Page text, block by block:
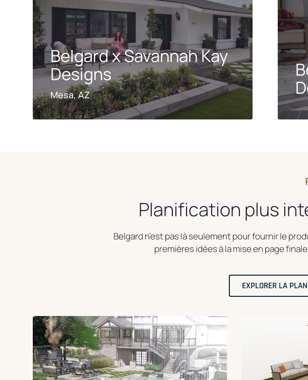
Belgard x Savannah Kay
Designs
Mesa, AZ
Planification plus
Belgard n’est pas là seulement pour fournir le
premières idées à la mise en page
EXPLORER LA